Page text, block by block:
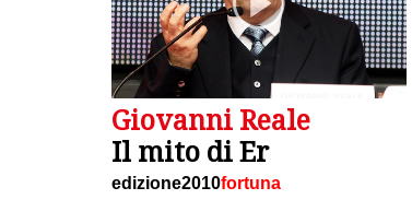
Giovanni Reale
Il mito di Er
edizione2010fortuna